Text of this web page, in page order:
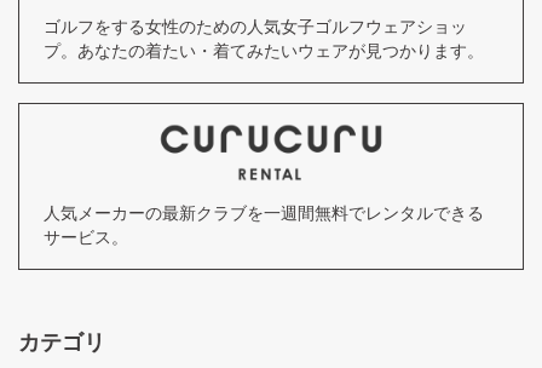
ゴルフをする女性のための人気女子ゴルフウェアショッ
プ。あなたの着たい・着てみたいウェアが見つかります。
人気メーカーの最新クラブを一週間無料でレンタルできる
サービス。
カテゴリ